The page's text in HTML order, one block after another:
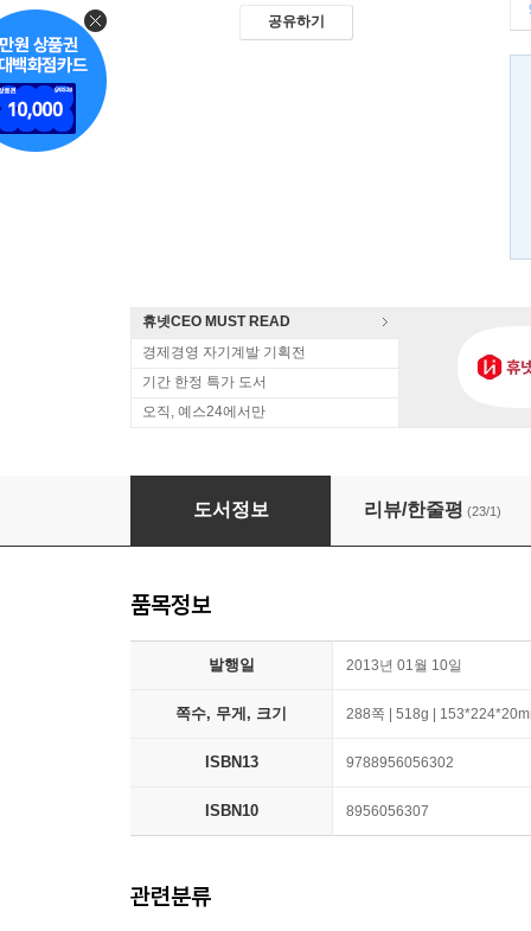
공유하기
휴넷CEO MUST READ
경제경영 자기계발 기획전
기간 한정 특가 도서
오직, 예스24에서만
도서정보 리뷰/한줄평 (23/1)
품목정보
발행일 2013년 01월 10일
쪽수, 무게, 크기 288쪽 | 518g |
ISBN13 9788956056302
ISBN10 8956056307
관련분류